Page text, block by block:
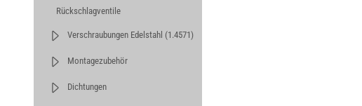
Rückschlagventile
Verschraubungen Edelstahl (1.4571)
Montagezubehör
Dichtungen